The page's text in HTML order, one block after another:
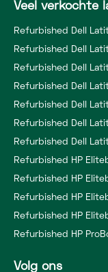
Veel verkochte
Refurbished Dell
Refurbished Dell
Refurbished Dell
Refurbished Dell
Refurbished Dell
Refurbished Dell
Refurbished Dell
Refurbished HP
Refurbished HP
Refurbished HP
Refurbished HP
Refurbished HP
Volg ons